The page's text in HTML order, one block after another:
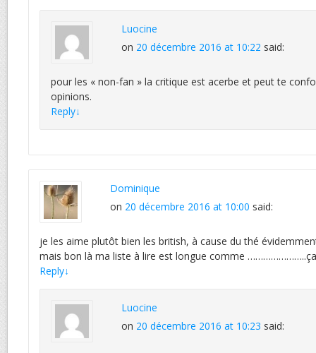
Luocine
on 20 décembre 2016 at 10:22 said:
pour les « non-fan » la critique est acerbe et peut te
opinions.
Reply↓
Dominique
on 20 décembre 2016 at 10:00 said:
je les aime plutôt bien les british, à cause du thé
mais bon là ma liste à lire est longue comme
Reply↓
Luocine
on 20 décembre 2016 at 10:23 said: